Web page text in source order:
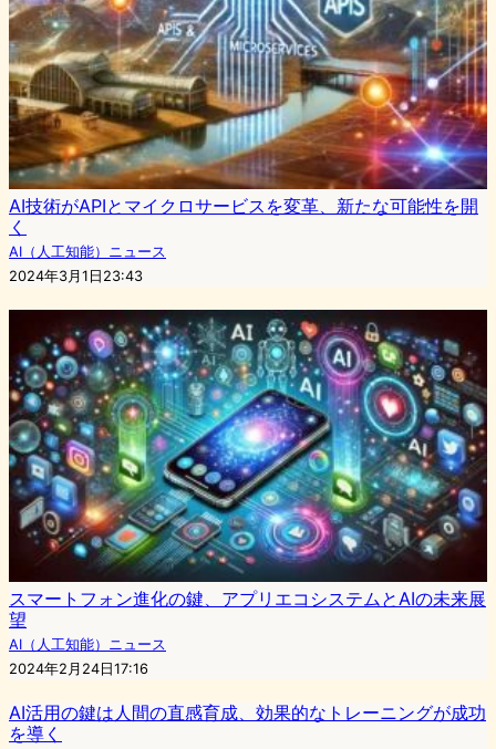
AI技術がAPIとマイクロサービスを変革、新たな可能性を開
く
AI（人工知能）ニュース
2024年3月1日23:43
スマートフォン進化の鍵、アプリエコシステムとAIの未来展
望
AI（人工知能）ニュース
2024年2月24日17:16
AI活用の鍵は人間の直感育成、効果的なトレーニングが成功
を導く